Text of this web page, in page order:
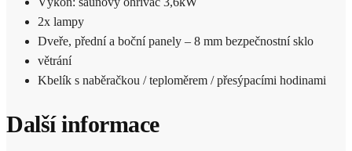
2x lampy
Dveře, přední a boční panely – 8 mm bezpečnostní sklo
větrání
Kbelík s naběračkou / teploměrem / přesýpacími hodinami
Další informace